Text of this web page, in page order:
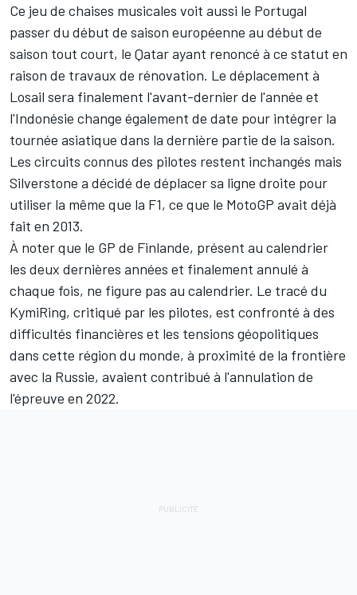
Ce jeu de chaises musicales voit aussi le Portugal
passer du début de saison européenne au début de
saison tout court, le Qatar ayant renoncé à ce statut en
raison de travaux de rénovation. Le déplacement à
Losail sera finalement l'avant-dernier de l'année et
l'Indonésie change également de date pour intégrer la
tournée asiatique dans la dernière partie de la saison.
Les circuits connus des pilotes restent inchangés mais
Silverstone a décidé de déplacer sa ligne droite pour
utiliser la même que la F1, ce que le MotoGP avait déjà
fait en 2013.
À noter que le GP de Finlande, présent au calendrier
les deux dernières années et finalement annulé à
chaque fois, ne figure pas au calendrier. Le tracé du
KymiRing, critiqué par les pilotes, est confronté à des
difficultés financières et les tensions géopolitiques
dans cette région du monde, à proximité de la frontière
avec la Russie, avaient contribué à l'annulation de
l'épreuve en 2022.